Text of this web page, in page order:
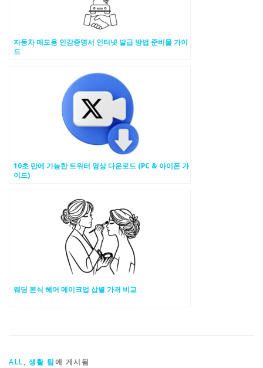
자동차 매도용 인감증명서 인터넷 발급 방법 준비물 가이
드
10초 만에 가능한 트위터 영상 다운로드 (PC & 아이폰 가
이드)
웨딩 본식 헤어 메이크업 삽별 가격 비교
ALL, 생활 팁에 게시됨